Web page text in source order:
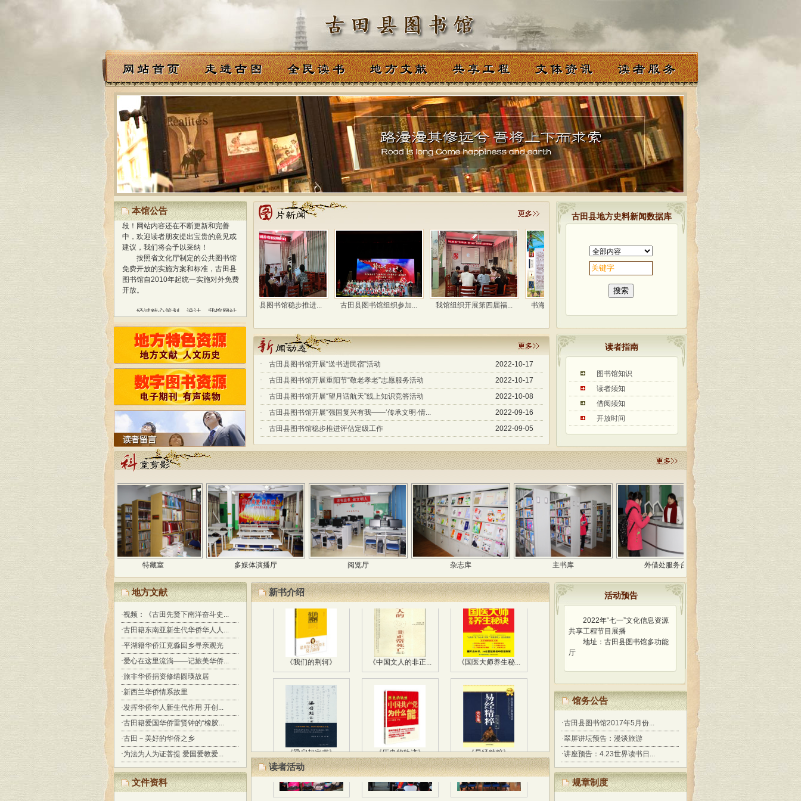
本馆公告
经过精心策划、设计，我馆网站
于2013年1月正式开通使用，标志着
我馆与国际网络接轨，迈进新的阶
段！网站内容还在不断更新和完善
中，欢迎读者朋友提出宝贵的意见或
建议，我们将会予以采纳！
按照省文化厅制定的公共图书馆
免费开放的实施方案和标准，古田县
图书馆自2010年起统一实施对外免费
开放。
于2013年1月正式开通使用，标志着
我馆与国际网络接轨，迈进新的阶
段！网站内容还在不断更新和完善
中，欢迎读者朋友提出宝贵的意见或
建议，我们将会予以采纳！
按照省文化厅制定的公共图书馆
免费开放的实施方案和标准，古田县
图书馆自2010年起统一实施对外免费
开放。
古田县图书馆稳步推进... 古田县图书馆组织参加... 我馆组织开展第四届福... 书海拾贝，阅享生活—... 古田县图书馆完成民国...
· 古田县图书馆开展“送书进民宿”活动
2022-10-17
·
古田县图书馆开展重阳节“敬老孝老”志愿服务活动
2022-10-17
·
古田县图书馆开展“望月话航天”线上知识竞答活动
2022-10-08
·
古田县图书馆开展“强国复兴有我——‘传承文明·情...
2022-09-16
·
古田县图书馆稳步推进评估定级工作 2022-09-05
古田县地方史料新闻数据库
读者指南
图书馆知识
读者须知
借阅须知
开放时间
多媒体演播厅 外借处服务台
地方文献
·视频：《古田先贤下南洋奋斗史...
·古田籍东南亚新生代华侨华人人...
·平湖籍华侨江克淼回乡寻亲观光
·爱心在这里流淌——记旅美华侨...
·旅非华侨捐资修缮圆瑛故居
·新西兰华侨情系故里
·发挥华侨华人新生代作用 开创...
·古田籍爱国华侨雷贤钟的“橡胶...
·古田－美好的华侨之乡
·为法为人为证菩提 爱国爱教爱...
文件资料
新书介绍
书海拾贝，阅享生... 用阅读温暖寒冬 ... “迎春贺岁 好...
《我们的荆轲》 《中国文人的非正... 《国医大师养生秘...
《梁启超家书》 《历史的轨迹》 《易经精粹》
读者活动
活动预告
2022年“七一”文化信息资源
共享工程节目展播
地址：古田县图书馆多功能
厅
馆务公告
·古田县图书馆2017年5月份...
·翠屏讲坛预告：漫谈旅游
·讲座预告：4.23世界读书日...
规章制度